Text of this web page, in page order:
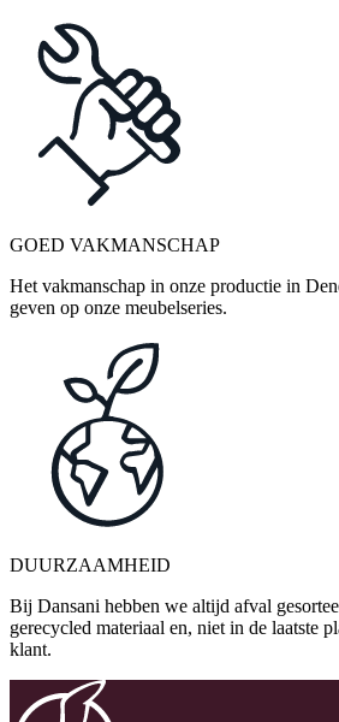
GOED VAKMANSCHAP
Het vakmanschap in onze productie in
geven op onze meubelseries.
DUURZAAMHEID
Bij Dansani hebben we altijd afval
gerecycled materiaal en, niet in de laatste
klant.